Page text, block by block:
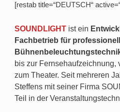
[restab title=“DEUTSCH“
SOUNDLIGHT ist ein
Fachbetrieb für
bis zur Fernsehaufzeichnung,
zum Theater. Seit mehreren
Steffens mit seiner Firma
Teil in der